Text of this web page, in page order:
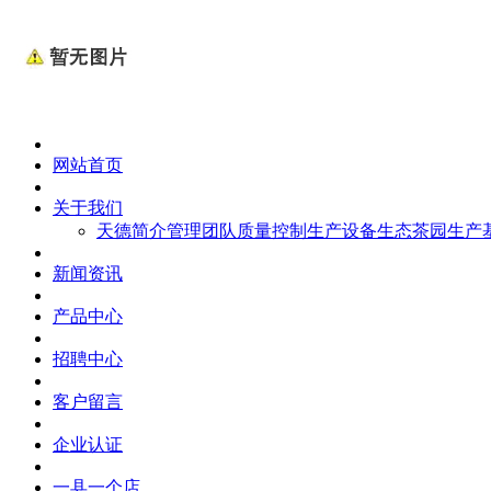
网站首页
关于我们
天德简介管理团队 质量控制 生产设备生态茶园生产
新闻资讯
产品中心
招聘中心
客户留言
企业认证
一县一个店